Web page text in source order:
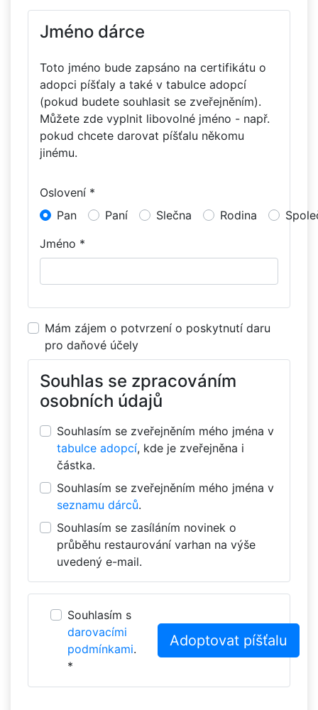
Jméno dárce
Toto jméno bude zapsáno na certifikátu o
adopci píšťaly a také v tabulce adopcí
(pokud budete souhlasit se zveřejněním).
Můžete zde vyplnit libovolné jméno - např.
pokud chcete darovat píšťalu někomu
jinému.
Oslovení *
Pan
Paní Slečna Rodina
Jméno *
Mám zájem o potvrzení o poskytnutí daru
pro daňové účely
Souhlas se zpracováním
osobních údajů
Souhlasím se zveřejněním mého jména v
tabulce adopcí, kde je zveřejněna i
částka.
Souhlasím se zveřejněním mého jména v
seznamu dárců.
Souhlasím se zasíláním novinek o
průběhu restaurování varhan na výše
uvedený e-mail.
Souhlasím s
darovacími
podmínkami.
*